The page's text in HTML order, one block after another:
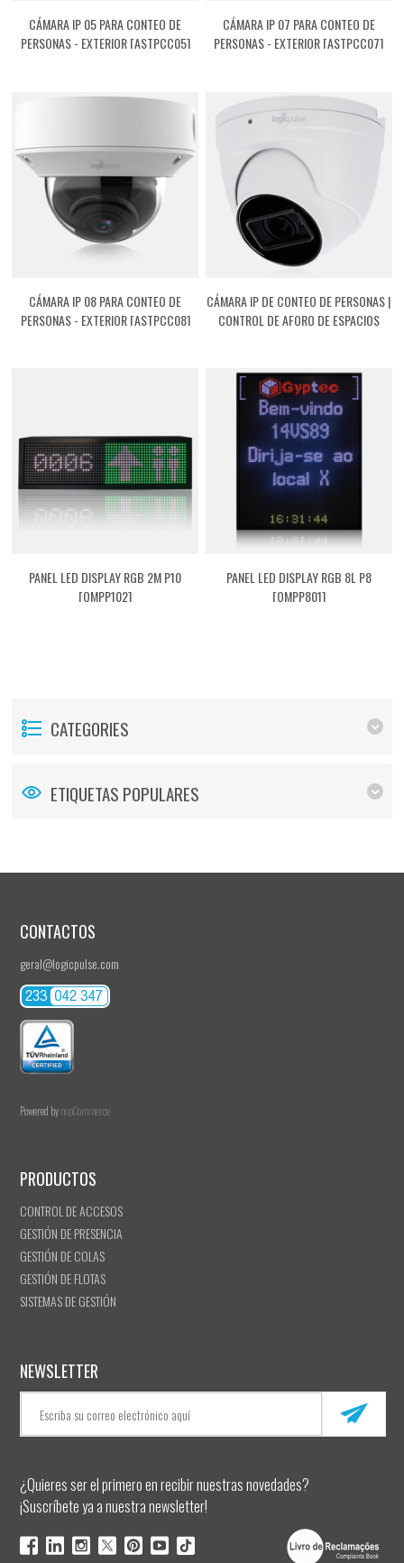
CÁMARA IP 05 PARA CONTEO DE
PERSONAS - EXTERIOR [ASTPCC05]
CÁMARA IP 07 PARA CONTEO DE
PERSONAS - EXTERIOR [ASTPCC07]
CÁMARA IP 08 PARA CONTEO DE
PERSONAS - EXTERIOR [ASTPCC08]
CÁMARA IP DE CONTEO DE PERSONAS |
CONTROL DE AFORO DE ESPACIOS
PANEL LED DISPLAY RGB 2M P10
[QMPP102]
PANEL LED DISPLAY RGB 8L P8
[QMPP801]
CATEGORIES
ETIQUETAS POPULARES
CONTACTOS
geral@logicpulse.com
Powered bynopCommerce
PRODUCTOS
CONTROL DE ACCESOS
GESTIÓN DE PRESENCIA
GESTIÓN DE COLAS
GESTIÓN DE FLOTAS
SISTEMAS DE GESTIÓN
NEWSLETTER
¿Quieres ser el primero en recibir nuestras novedades?
¡Suscríbete ya a nuestra newsletter!